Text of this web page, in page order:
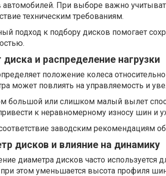
автомобилей. При выборе важно
техническим требованиям.
подход к подбору дисков помогает
диска и распределение нагрузки
положение колеса
может повлиять на управляемость и
большой или слишком малый вылет
к неравномерному износу шин и
заводским рекомендациям
дисков и влияние на динамику
диаметра дисков часто используется
этом уменьшается высота профиля